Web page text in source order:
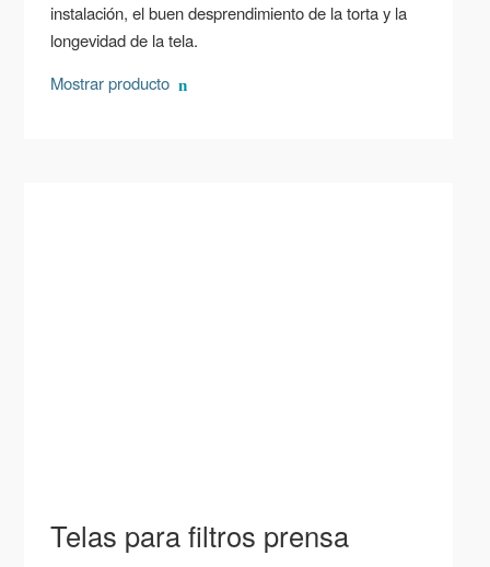
instalación, el buen desprendimiento de la torta y la
longevidad de la tela.
Mostrar producto
Telas para filtros prensa